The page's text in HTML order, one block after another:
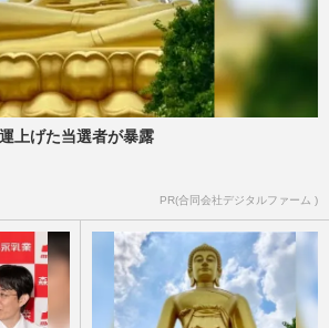
上げた当選者が暴露
PR(合同会社デジタルファーム )